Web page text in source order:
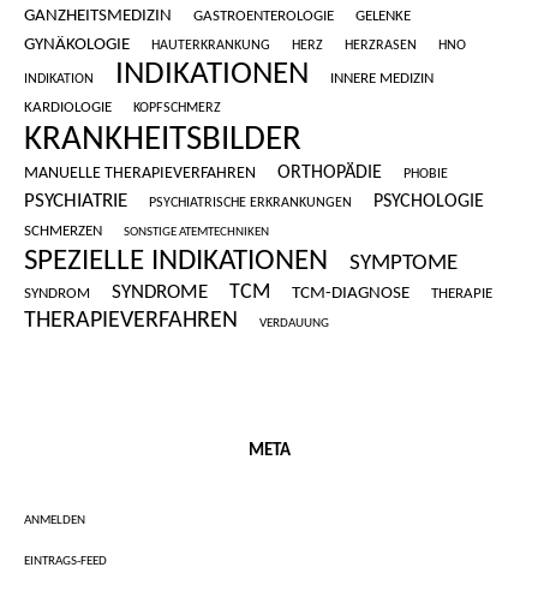
GANZHEITSMEDIZIN GASTROENTEROLOGIE GELENKE
GYNÄKOLOGIE HAUTERKRANKUNG HERZ HERZRASEN HNO
INDIKATION INDIKATIONEN
INNERE MEDIZIN
KARDIOLOGIE
KOPFSCHMERZ
KRANKHEITSBILDER
MANUELLE THERAPIEVERFAHREN ORTHOPÄDIE PHOBIE
PSYCHIATRIE PSYCHIATRISCHE ERKRANKUNGEN PSYCHOLOGIE
SCHMERZEN SONSTIGE ATEMTECHNIKEN
SPEZIELLE INDIKATIONEN SYMPTOME
SYNDROM SYNDROME TCM TCM-DIAGNOSE THERAPIE
THERAPIEVERFAHREN VERDAUUNG
META
ANMELDEN
EINTRAGS-FEED